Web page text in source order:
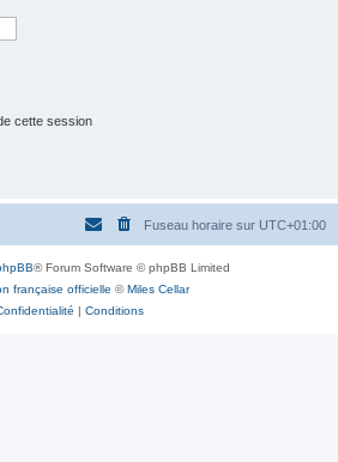
cette session
Fuseau horaire sur UTC+01:00
® Forum Software © phpBB Limited
française officielle ©Miles Cellar
| Conditions